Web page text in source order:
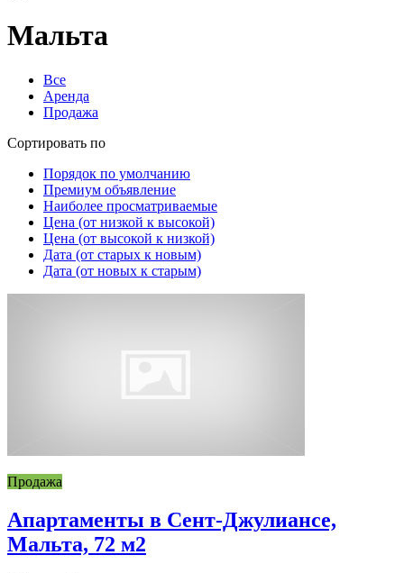
Мальта
Все
Аренда
Продажа
Сортировать по
Порядок по умолчанию
Премиум объявление
Наиболее просматриваемые
Цена (от низкой к высокой)
Цена (от высокой к низкой)
Дата (от старых к новым)
Дата (от новых к старым)
Продажа
Апартаменты в Сент-Джулиансе,
Мальта, 72 м2